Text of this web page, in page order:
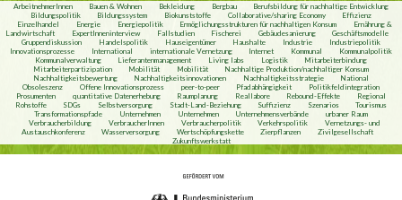
ArbeitnehmerInnen Bauen & Wohnen Bekleidung Bergbau
Berufsbildung für nachhaltige Entwicklung
Bildungspolitik
Bildungssystem Biokunststoffe Collaborative/sharing Economy
Effizienz
Einzelhandel
Energie Energiepolitik Ermöglichungsstrukturen für nachhaltigen Konsum
Ernährung &
Landwirtschaft
ExpertInneninterview Fallstudien Fischerei Gebäudesanierung
Geschäftsmodelle
Gruppendiskussion
Handelspolitik Hauseigentümer Haushalte Industrie
Industriepolitik
Innovationsprozesse
International internationale Vernetzung Internet Kommunal
Kommunalpolitik
Kommunalverwaltung
Lieferantenmanagement Living labs Logistik
Mitarbeiterbindung
Mitarbeiterpartizipation
Mobilität Mobilität
Nachhaltige Produktion/nachhaltiger Konsum
Nachhaltigkeitsbewertung
Nachhaltigkeitsinnovationen Nachhaltigkeitsstrategie
National
Obsoleszenz
Offene Innovationsprozess peer-to-peer Pfadabhängigkeit
Politikfeldintegration
Prosumenten
quantitative Datenerhebung Raumplanung Reallabore Rebound-Effekte
Regional
Rohstoffe
SDGs Selbstversorgung Stadt-Land-Beziehung Suffizienz Szenarios
Tourismus
Transformationspfade
Unternehmen Unternehmen Unternehmensverbände
urbaner Raum
Verbraucherbildung
VerbraucherInnen Verbraucherpolitik Verkehrspolitik
Vernetzungs- und
Austauschkonferenz
Wasserversorgung Wertschöpfungskette Zierpflanzen
Zivilgesellschaft
Zukunftswerkstatt